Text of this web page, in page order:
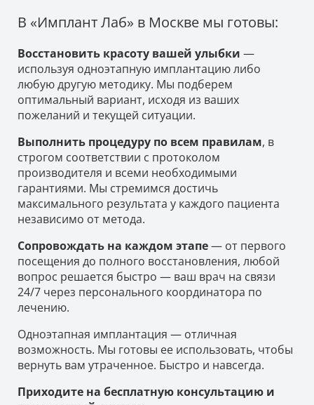
В «Имплант Лаб» в Москве мы готовы:
Восстановить красоту вашей улыбки —
используя одноэтапную имплантацию либо
любую другую методику. Мы подберем
оптимальный вариант, исходя из ваших
пожеланий и текущей ситуации.
Выполнить процедуру по всем правилам, в
строгом соответствии с протоколом
производителя и всеми необходимыми
гарантиями. Мы стремимся достичь
максимального результата у каждого пациента
независимо от метода.
Сопровождать на каждом этапе— от первого
посещения до полного восстановления, любой
вопрос решается быстро — ваш врач на связи
24/7 через персонального координатора по
лечению.
Одноэтапная имплантация — отличная
возможность. Мы готовы ее использовать, чтобы
вернуть вам утраченное. Быстро и навсегда.
Приходите на бесплатную консультацию и